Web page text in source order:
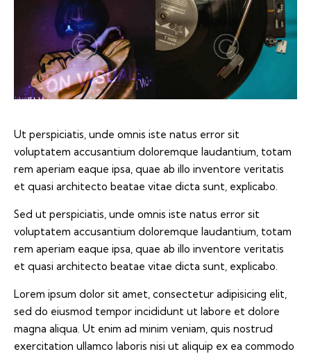
Ut perspiciatis, unde omnis iste natus error sit
voluptatem accusantium doloremque laudantium, totam
rem aperiam eaque ipsa, quae ab illo inventore veritatis
et quasi architecto beatae vitae dicta sunt, explicabo.
Sed ut perspiciatis, unde omnis iste natus error sit
voluptatem accusantium doloremque laudantium, totam
rem aperiam eaque ipsa, quae ab illo inventore veritatis
et quasi architecto beatae vitae dicta sunt, explicabo.
Lorem ipsum dolor sit amet, consectetur adipisicing elit,
sed do eiusmod tempor incididunt ut labore et dolore
magna aliqua. Ut enim ad minim veniam, quis nostrud
exercitation ullamco laboris nisi ut aliquip ex ea commodo